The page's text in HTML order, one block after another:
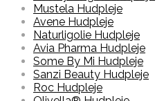
Mustela Hudpleje
Avene Hudpleje
Naturligolie Hudpleje
Avia Pharma Hudpleje
Some By Mi Hudpleje
Sanzi Beauty Hudpleje
Roc Hudpleje